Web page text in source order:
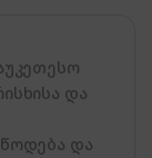
და
და